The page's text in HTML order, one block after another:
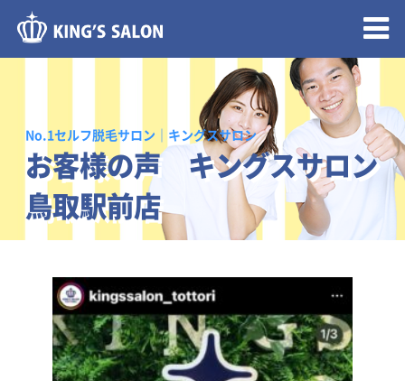
No.1セルフ脱毛サロン｜キングスサロン
お客様の声 キングスサロン
鳥取駅前店